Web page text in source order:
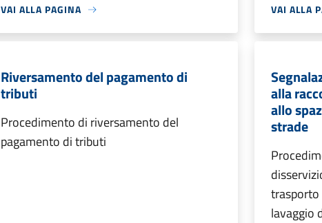
VAI ALLA PAGINA VAI ALLA
Riversamento del pagamento di
tributi
Procedimento di riversamento del
pagamento di tributi
alla
allo
strade
trasporto
lavaggio